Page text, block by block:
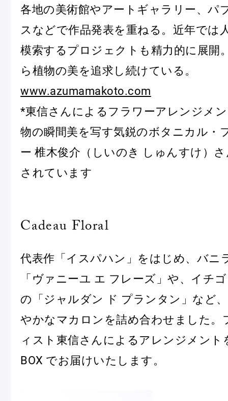
各地の美術館やアートギャラリー、パ
スなどで作品発表を重ねる。近年では
模索するプロジェクトも精力的に展開
ら植物の美を追求し続けている。
www.azumamakoto.com
*東信さんによるフラワーアレンジメ
物の瞬間美を写す気鋭のボタニカル・
ー 椎木俊介（しいのき しゅんすけ）
されています
Cadeau Floral
代表作「イスパハン」をはじめ、バニ
「ヴァニーユ エ フレーズ」や、イチ
の「ジャルダン ド プランタン」など
やかなマカロンを詰め合わせました。
ィスト東信さんによるアレンジメント
BOX でお届けいたします。